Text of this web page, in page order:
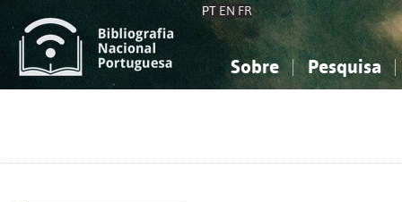
PT EN FR
Sobre Pesquisa